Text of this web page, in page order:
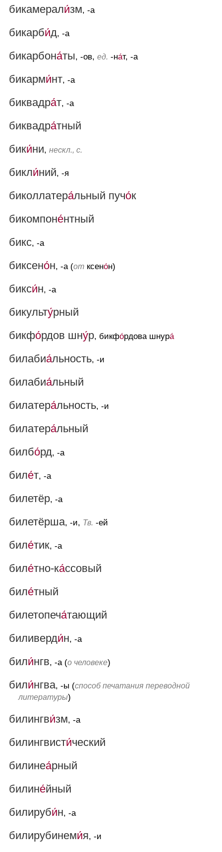
бикамерали́зм, -а
бикарби́д, -а
бикарбона́ты, -ов, ед. -на́т, -а
бикарми́нт, -а
биквадра́т, -а
биквадра́тный
бики́ни, нескл., с.
бикли́ний, -я
биколлатера́льный пучо́к
бикомпоне́нтный
бикс, -а
биксено́н, -а (от ксено́н)
бикси́н, -а
бикульту́рный
бикфо́рдов шну́р, бикфо́рдова шнура́
билабиа́льность, -и
билабиа́льный
билатера́льность, -и
билатера́льный
билбо́рд, -а
биле́т, -а
билетёр, -а
билетёрша, -и, Тв. -ей
биле́тик, -а
биле́тно-ка́ссовый
биле́тный
билетопеча́тающий
биливерди́н, -а
били́нгв, -а (о человеке)
били́нгва, -ы (способ печатания переводной
литературы)
билингви́зм, -а
билингвисти́ческий
билинеа́рный
билине́йный
билируби́н, -а
билирубинеми́я, -и